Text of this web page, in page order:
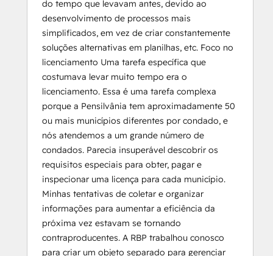
do tempo que levavam antes, devido ao
desenvolvimento de processos mais
simplificados, em vez de criar constantemente
soluções alternativas em planilhas, etc. Foco no
licenciamento Uma tarefa específica que
costumava levar muito tempo era o
licenciamento. Essa é uma tarefa complexa
porque a Pensilvânia tem aproximadamente 50
ou mais municípios diferentes por condado, e
nós atendemos a um grande número de
condados. Parecia insuperável descobrir os
requisitos especiais para obter, pagar e
inspecionar uma licença para cada município.
Minhas tentativas de coletar e organizar
informações para aumentar a eficiência da
próxima vez estavam se tornando
contraproducentes. A RBP trabalhou conosco
para criar um objeto separado para gerenciar